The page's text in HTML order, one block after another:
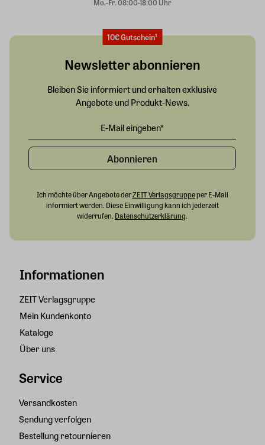
Mo.-Fr. 08:00-18:00 Uhr
Informationen
ZEIT Verlagsgruppe
Mein Kundenkonto
Kataloge
Über uns
Service
Versandkosten
Sendung verfolgen
Bestellung retournieren
10€ Gutschein¹
Newsletter abonnieren
Bleiben Sie informiert und erhalten exklusive
Angebote und Produkt-News.
Abonnieren
Ich möchte über Angebote derZEIT Verlagsgruppeper E-Mail
informiert werden. Diese Einwilligung kann ich jederzeit
widerrufen. Datenschutzerklärung.